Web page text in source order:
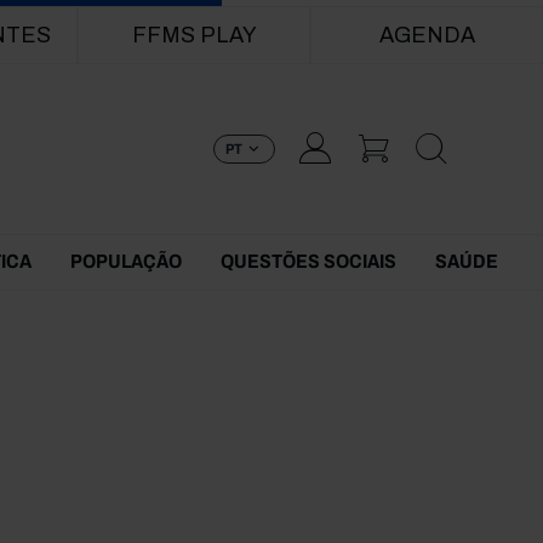
FFMS PLAY AGENDA
PT
POPULAÇÃO QUESTÕES SOCIAIS SAÚDE